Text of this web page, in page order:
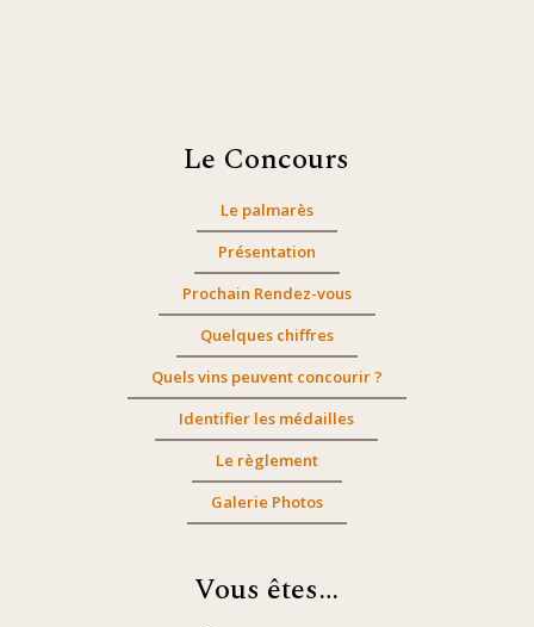
Le Concours
Le palmarès
Présentation
Prochain Rendez-vous
Quelques chiffres
Quels vins peuvent concourir ?
Identifier les médailles
Le règlement
Galerie Photos
Vous êtes…